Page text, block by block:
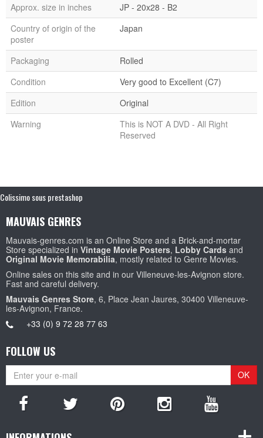
Approx. size in inches
JP - 20x28 - B2
Country of origin of the
poster
Japan
Packaging
Rolled
Condition
Very good to Excellent (C7)
Edition
Original
Warning
This is NOT A DVD - All Right
Reserved
Colissimo sous prestashop
MAUVAIS GENRES
Mauvais-genres.com is an Online Store and a Brick-and-mortar
Store specialized in Vintage Movie Posters, Lobby Cards and
Original Movie Memorabilia, mostly related to Genre Movies.
Online sales on this site and in our Villeneuve-les-Avignon store.
Fast and careful delivery.
Mauvais Genres Store, 6, Place Jean Jaures, 30400 Villeneuve-
les-Avignon, France.
+33 (0) 9 72 28 77 63
FOLLOW US
OK